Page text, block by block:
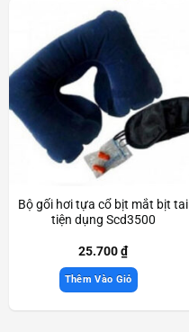
Bộ gối hơi tựa cổ bịt mắt bịt tai
tiện dụng Scd3500
25.700₫
Thêm Vào Giỏ